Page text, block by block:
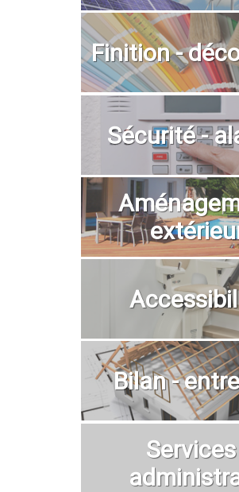
Finition -
Sécurité -
Bilan -